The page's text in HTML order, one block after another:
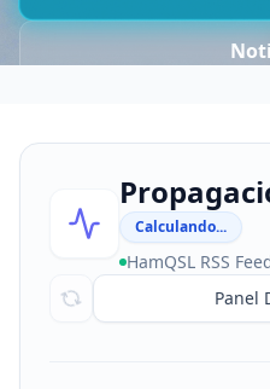
Calculando...
HamQSL RSS
Panel